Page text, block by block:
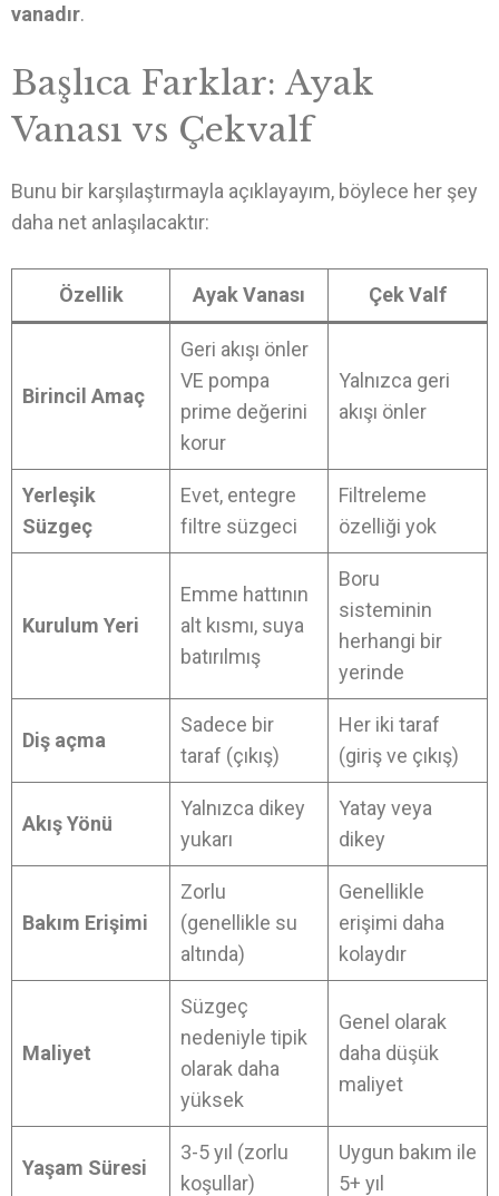
vanadır.
Başlıca Farklar: Ayak
Vanası vs Çekvalf
Bunu bir karşılaştırmayla açıklayayım, böylece her şey
daha net anlaşılacaktır:
Özellik Ayak Vanası Çek Valf
Birincil Amaç
Geri akışı önler
VE pompa
prime değerini
korur
Yalnızca geri
akışı önler
Yerleşik
Süzgeç
Evet, entegre
filtre süzgeci
Filtreleme
özelliği yok
Kurulum Yeri
Emme hattının
alt kısmı, suya
batırılmış
Boru
sisteminin
herhangi bir
yerinde
Diş açma
Sadece bir
taraf (çıkış)
Her iki taraf
(giriş ve çıkış)
Akış Yönü
Yalnızca dikey
yukarı
Yatay veya
dikey
Bakım Erişimi
Zorlu
(genellikle su
altında)
Genellikle
erişimi daha
kolaydır
Maliyet
Süzgeç
nedeniyle tipik
olarak daha
yüksek
Genel olarak
daha düşük
maliyet
Yaşam Süresi
3-5 yıl (zorlu
koşullar)
Uygun bakım ile
5+ yıl